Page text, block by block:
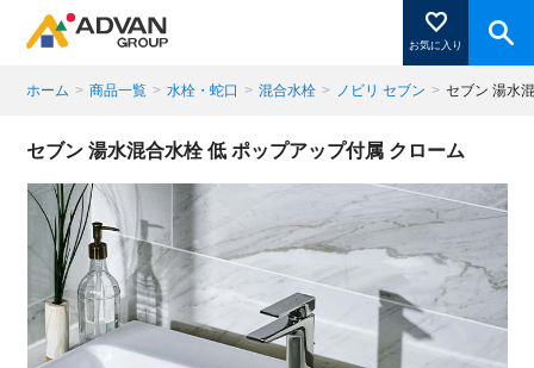
お気に入り
商品ページにある「お気に入り登録」を押すと登録した
商品がここに表示されます。
閉じる
ホーム > 商品一覧 > 水栓・蛇口 > 混合水栓 > ノビリ セブン > セブン 湯水
セブン 湯水混合水栓 低 ポップアップ付属 クローム